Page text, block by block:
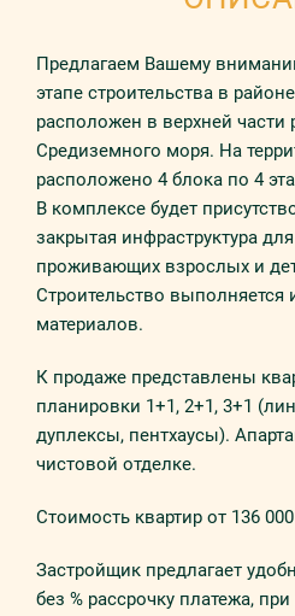
Предлагаем Вашему
этапе строительства в
расположен в верхней части
Средиземного моря. На
расположено 4 блока по 4
В комплексе будет
закрытая инфраструктура
проживающих взрослых и
Строительство выполняется
материалов.
К продаже представлены
планировки 1+1, 2+1, 3+1
дуплексы, пентхаусы).
чистовой отделке.
Стоимость квартир от 136
Застройщик предлагает
без % рассрочку платежа,